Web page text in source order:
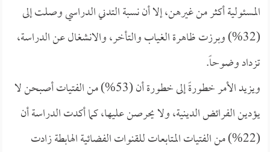
المسئولية أكثر من غيرهن، إلا أن نسبة التدني الدراسي وصلت إلى
(32%) وبرزت ظاهرة الغياب والتأخر، والانشغال عن الدراسة،
تزداد وضوحاً.
ويزيد الأمر خطورةً إلى خطورة أن (53%) من الفتيات أصبحن لا
يؤدين الفرائض الدينية، ولا يحرصن عليها، كما أكدت الدراسة أن
(22%) من الفتيات المتابعات للقنوات الفضائية الهابطة زادت